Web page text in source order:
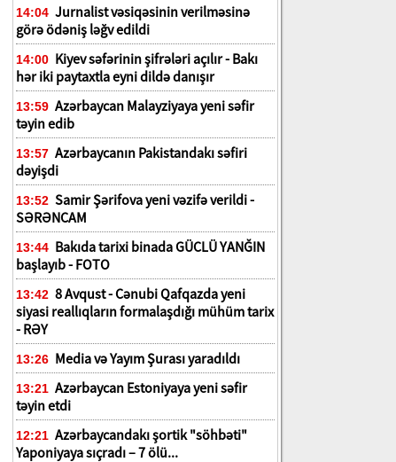
14:04 Jurnalist vəsiqəsinin verilməsinə
görə ödəniş ləğv edildi
14:00 Kiyev səfərinin şifrələri açılır - Bakı
hər iki paytaxtla eyni dildə danışır
13:59 Azərbaycan Malayziyaya yeni səfir
təyin edib
13:57 Azərbaycanın Pakistandakı səfiri
dəyişdi
13:52 Samir Şərifova yeni vəzifə verildi -
SƏRƏNCAM
13:44 Bakıda tarixi binada GÜCLÜ YANĞIN
başlayıb - FOTO
13:42 8 Avqust - Cənubi Qafqazda yeni
siyasi reallıqların formalaşdığı mühüm tarix
- RƏY
13:26 Media və Yayım Şurası yaradıldı
13:21 Azərbaycan Estoniyaya yeni səfir
təyin etdi
12:21 Azərbaycandakı şortik "söhbəti"
Yaponiyaya sıçradı – 7 ölü...